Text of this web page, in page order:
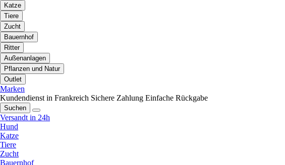
Katze
Tiere
Zucht
Bauernhof
Ritter
Außenanlagen
Pflanzen und Natur
Outlet
Marken
Kundendienst in Frankreich Sichere Zahlung Einfache Rückgabe
Suchen
Versandt in 24h
Hund
Katze
Tiere
Zucht
Bauernhof